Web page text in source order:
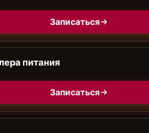
Записаться
питания
Записаться